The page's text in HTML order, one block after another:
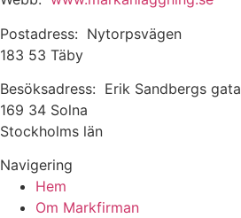
Postadress: Nytorpsvägen
183 53 Täby
Besöksadress: Erik Sandbergs gata
169 34 Solna
Stockholms län
Navigering
Hem
Om Markfirman